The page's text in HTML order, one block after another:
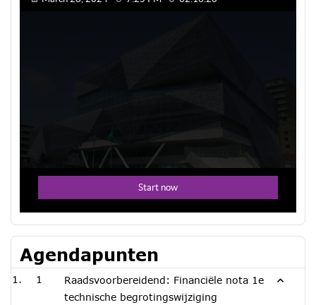
Agendapunten
1
Raadsvoorbereidend: Financiële nota 1e
technische begrotingswijziging